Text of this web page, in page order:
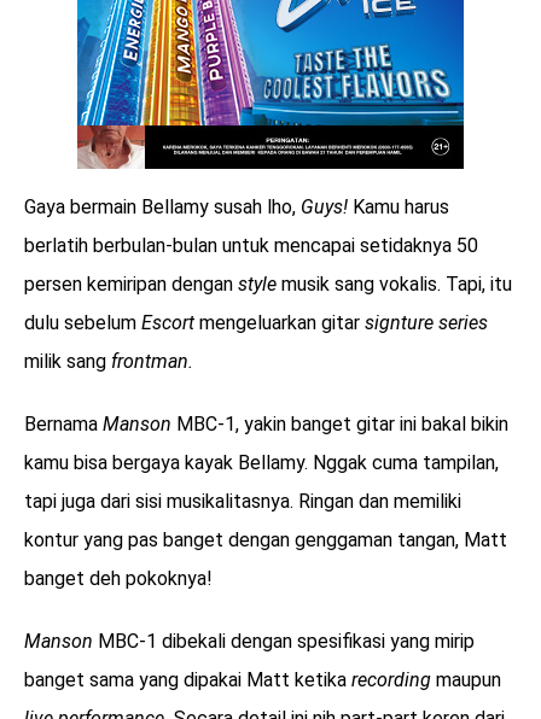
Gaya bermain Bellamy susah lho, Guys! Kamu harus
berlatih berbulan-bulan untuk mencapai setidaknya 50
persen kemiripan dengan style musik sang vokalis. Tapi, itu
dulu sebelum Escort mengeluarkan gitar signture series
milik sang frontman.
Bernama Manson MBC-1, yakin banget gitar ini bakal bikin
kamu bisa bergaya kayak Bellamy. Nggak cuma tampilan,
tapi juga dari sisi musikalitasnya. Ringan dan memiliki
kontur yang pas banget dengan genggaman tangan, Matt
banget deh pokoknya!
Manson MBC-1 dibekali dengan spesifikasi yang mirip
banget sama yang dipakai Matt ketika recording maupun